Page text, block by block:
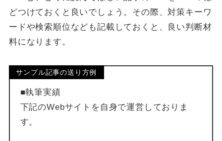
どつけておくと良いでしょう。その際、対策キーワ
ードや検索順位なども記載しておくと、良い判断材
料になります。
サンプル記事の送り方例
■執筆実績
下記のWebサイトを自身で運営しておりま
す。